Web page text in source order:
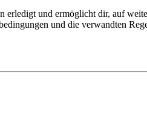
erledigt und ermöglicht dir, auf
und die verwandten